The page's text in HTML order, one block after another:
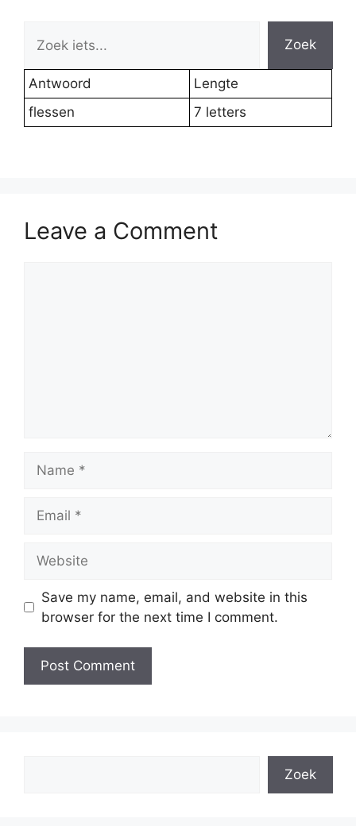
Zoek
Antwoord
Lengte
flessen
7 letters
Leave a Comment
Save my name, email, and website in this
browser for the next time I comment.
Zoek